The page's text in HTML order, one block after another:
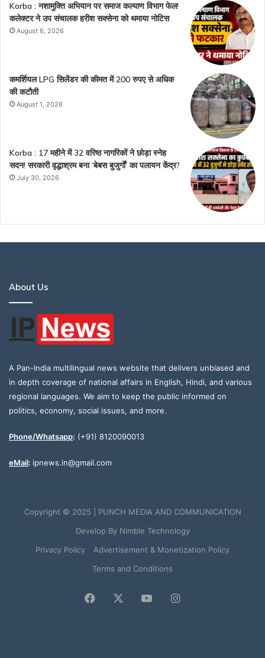
Korba : नशामुक्ति अभियान पर समाज कल्याण विभाग फेल!
कलेक्टर ने उप संचालक हरीश सक्सेना को थमाया नोटिस
August 6, 2026
कमर्शियल LPG सिलेंडर की कीमत में 200 रुपए से अधिक
की कटौती
August 1, 2026
Korba : 17 महीने में 32 वरिष्ठ नागरिकों ने छोड़ा स्नेह
सदन! सरकारी वृद्धाश्रम बना ‘बेबस बुजुर्गों’ का पलायन केंद्र?
July 30, 2026
About Us
A Pan-India multilingual news website that delivers unbiased and
in depth coverage of national affairs in English, Hindi, and various
regional languages. We aim to keep the public informed on
politics, economy, social issues, and more.
Phone/Whatsapp: (+91) 8120090013
eMail: ipnews.in@gmail.com
Copyright © 2025 | PUNCH MEDIA AND COMMUNICATION
Develop By Nimble Technology
Privacy Policy
Advertisement & Monetization Policy
Terms and Conditions
Facebook YouTubeInstagram